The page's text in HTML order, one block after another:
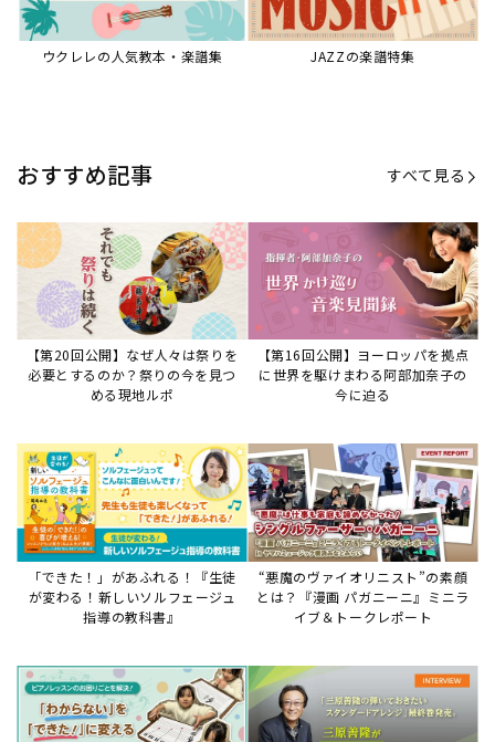
ウクレレの人気教本・楽譜集 JAZZの楽譜特集
おすすめ記事 すべて見る
【第20回公開】なぜ人々は祭りを
必要とするのか？祭りの今を見つ
める現地ルポ
【第16回公開】ヨーロッパを拠点
に世界を駆けまわる阿部加奈子の
今に迫る
「できた！」があふれる！『生徒
が変わる！新しいソルフェージュ
指導の教科書』
“悪魔のヴァイオリニスト”の素顔
とは？『漫画 パガニーニ』ミニラ
イブ＆トークレポート